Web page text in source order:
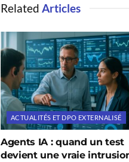
Related Articles
ACTUALITÉS ET DPO EXTERNALISÉ
Agents IA : quand un test
devient une vraie